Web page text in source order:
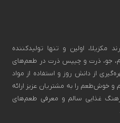
مکزیلا، اولین و تنها تولیدکننده
جو، ذرت و چیپس ذرت در طعم‌های
از دانش روز و استفاده از مواد
و خوش‌طعم را به مشتریان عزیز ارائه
غذایی سالم و معرفی طعم‌های